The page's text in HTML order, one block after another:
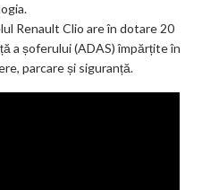
Renault Clio are în dotare 20
a șoferului (ADAS) împărțite în
parcare și siguranță.